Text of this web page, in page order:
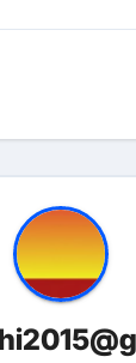
リスクが高
ンに695万
ってあります
心者でも成
の資金調達4